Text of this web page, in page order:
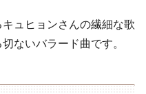
キュヒョンさんの繊細な歌
ないバラード曲です。